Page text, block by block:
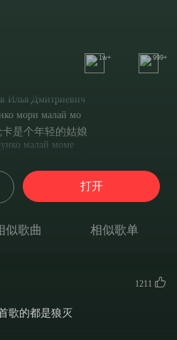
1w+ 999+
Илья Дмитриевич
мори малай мо
是个年轻的姑娘
малай моме
мори йобидо
处走啊走啊
йобидоме
мори не найдо
有人在跳霍拉舞
三群人在跳着霍拉舞
打开
似歌曲 相似歌单
1211
歌的都是狼灭